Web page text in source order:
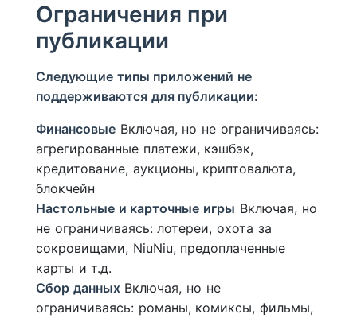
Ограничения при
публикации
Следующие типы приложений не
поддерживаются для публикации:
ФинансовыеВключая, но не ограничиваясь:
агрегированные платежи, кэшбэк,
кредитование, аукционы, криптовалюта,
блокчейн
Настольные и карточные игры Включая, но
не ограничиваясь: лотереи, охота за
сокровищами, NiuNiu, предоплаченные
карты и т.д.
Сбор данныхВключая, но не
ограничиваясь: романы, комиксы, фильмы,